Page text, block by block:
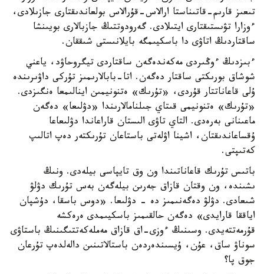
تىعىز قارىم-قاتىناستا ارالاس-قۇرالاس بولعاندىقتارى جازىلادى،
ءوزارا تۋىستىقتارى ايتىلادى. گەرودوتتىڭ جازبالارى بويىنشا
ساقتاردىڭ اتاۋى دا باسكيىمگە بايلانىستى شىققان.
ءبىزدىڭ ءوڭىردى مەكەندەگەن ساقتاردى تيگروحاۋد، ياعني
شوشاق بورىكتى ساقتار دەگەن. اتا-بابالارىمىز تۇركى داۋىرىندە
ۇلى قاعاناتتار قۇردى، «تۇرىك» ەتنونيمىن اينالىمعا ەنگىزدى.
«تۇرىك» ەتنونيمى قىتاي جىلنامالارىندا «دۋلىعا» دەگەن
ماعىنانى بەرەدى. التاي تاۋى الىستان قاراعاندا دۋلىعاعا
ۇقساعاندىقتان، اشينا اۋلەتى باستاعان تۇرىكتەر دەپ اتالىپ
كەتىپتى.
باتىس تۇرىك قاعاناتىندا ون وق تايپاسى بيلەدى. ونىڭ
ىشىندە، ون وقتان قازاق جەرىن بيلەگەن بەس تۇرىك دۋلۋ
شىعادى. دۋلۋ دەگەنىمىز دە - دۋلىعا. «دوس باسقا، دۇشپان
اياققا قارايدى» دەگەن حالقىمىز باسكيىمدى ەرەكشە
قۇرمەتتەيدى. وسىنىڭ ءوزى-اق قازاق مەملەكەتتىگىنىڭ باستاۋى
سوناۋ ساق، عۇن، ۇيسىندەردەن باستالاتىنىن دالەلدەپ تۇرعان
جوق پا؟